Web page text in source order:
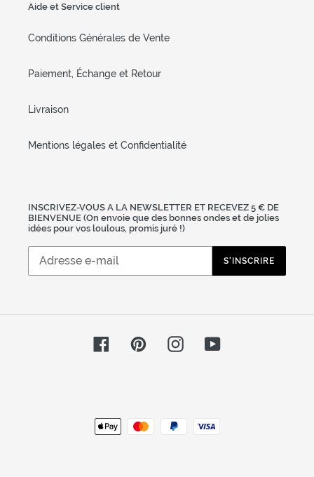
Aide et Service client
Conditions Générales de Vente
Paiement, Échange et Retour
Livraison
Mentions légales et Confidentialité
INSCRIVEZ-VOUS A LA NEWSLETTER ET RECEVEZ 5 € DE
BIENVENUE (On envoie que des bonnes ondes et de jolies
idées pour vos loulous, promis juré !)
S'INSCRIRE
FacebookPinterestInstagramYouTube